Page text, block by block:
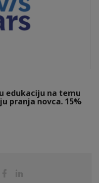
edukaciju na temu
pranja novca. 15%
Share